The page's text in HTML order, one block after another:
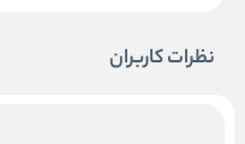
نظرات کاربران